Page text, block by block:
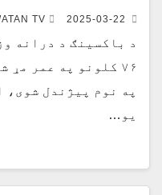
2025-03-22
TV
د باکسینګ د درانه
۷۶ کلونو په عمر
په نوم پیژندل شوی،
یو…